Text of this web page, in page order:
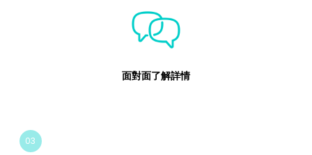
面對面了解詳情
03